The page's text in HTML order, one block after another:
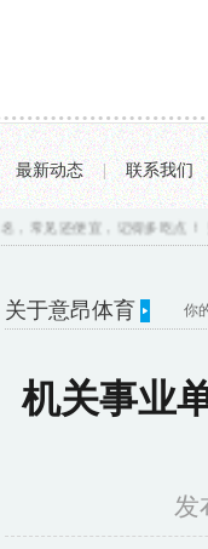
最新动态 | 联系我们
还便宜，记得多吃点！ 第10：
关于意昂体育 你
机关事业
发